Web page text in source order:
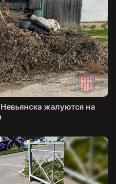
жалуются на